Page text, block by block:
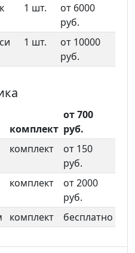
1 шт.
от 6000
руб.
1 шт.
от 10000
руб.
комплект
от 700
руб.
комплект
от 150
руб.
комплект
от 2000
руб.
комплект бесплатно